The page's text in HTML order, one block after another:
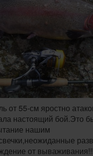
от 55-см яростно
настоящий бой.Это
нашим
от